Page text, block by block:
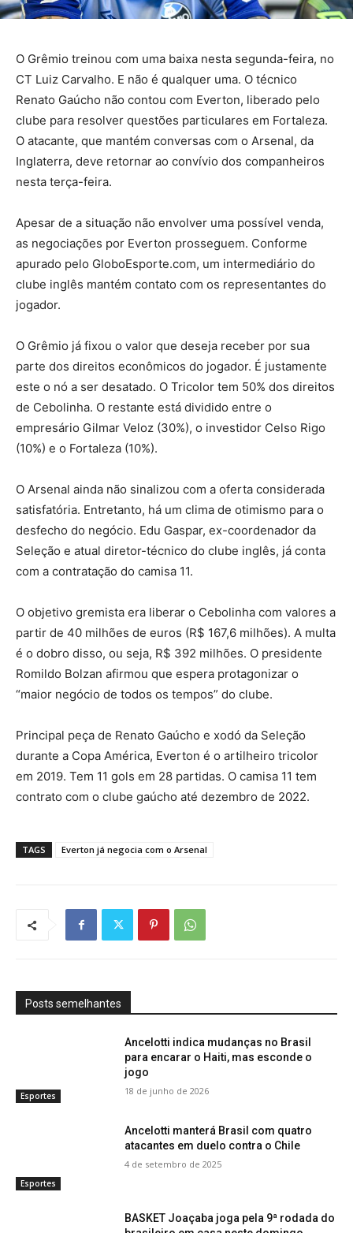
O Grêmio treinou com uma baixa nesta segunda-feira, no
CT Luiz Carvalho. E não é qualquer uma. O técnico
Renato Gaúcho não contou com Everton, liberado pelo
clube para resolver questões particulares em Fortaleza.
O atacante, que mantém conversas com o Arsenal, da
Inglaterra, deve retornar ao convívio dos companheiros
nesta terça-feira.
Apesar de a situação não envolver uma possível venda,
as negociações por Everton prosseguem. Conforme
apurado pelo GloboEsporte.com, um intermediário do
clube inglês mantém contato com os representantes do
jogador.
O Grêmio já fixou o valor que deseja receber por sua
parte dos direitos econômicos do jogador. É justamente
este o nó a ser desatado. O Tricolor tem 50% dos direitos
de Cebolinha. O restante está dividido entre o
empresário Gilmar Veloz (30%), o investidor Celso Rigo
(10%) e o Fortaleza (10%).
O Arsenal ainda não sinalizou com a oferta considerada
satisfatória. Entretanto, há um clima de otimismo para o
desfecho do negócio. Edu Gaspar, ex-coordenador da
Seleção e atual diretor-técnico do clube inglês, já conta
com a contratação do camisa 11.
O objetivo gremista era liberar o Cebolinha com valores a
partir de 40 milhões de euros (R$ 167,6 milhões). A multa
é o dobro disso, ou seja, R$ 392 milhões. O presidente
Romildo Bolzan afirmou que espera protagonizar o
“maior negócio de todos os tempos” do clube.
Principal peça de Renato Gaúcho e xodó da Seleção
durante a Copa América, Everton é o artilheiro tricolor
em 2019. Tem 11 gols em 28 partidas. O camisa 11 tem
contrato com o clube gaúcho até dezembro de 2022.
TAGS Everton já negocia com o Arsenal
Posts semelhantes
Esportes
Ancelotti indica mudanças no Brasil
para encarar o Haiti, mas esconde o
jogo
18 de junho de 2026
Esportes
Ancelotti manterá Brasil com quatro
atacantes em duelo contra o Chile
4 de setembro de 2025
BASKET Joaçaba joga pela 9ª rodada do